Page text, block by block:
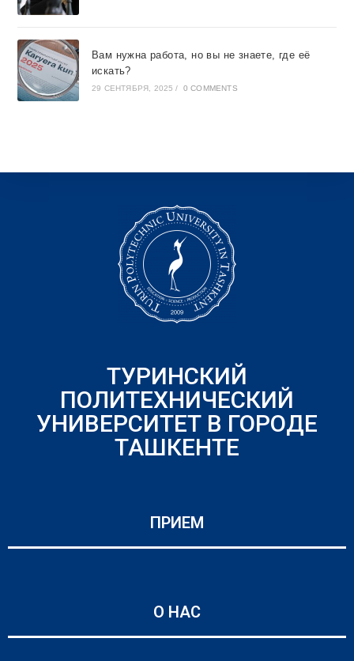
Вам нужна работа, но вы не знаете, где её
искать?
29 СЕНТЯБРЯ, 2025 / 0 COMMENTS
ТУРИНСКИЙ
ПОЛИТЕХНИЧЕСКИЙ
УНИВЕРСИТЕТ В ГОРОДЕ
ТАШКЕНТЕ
ПРИЕМ
О НАС